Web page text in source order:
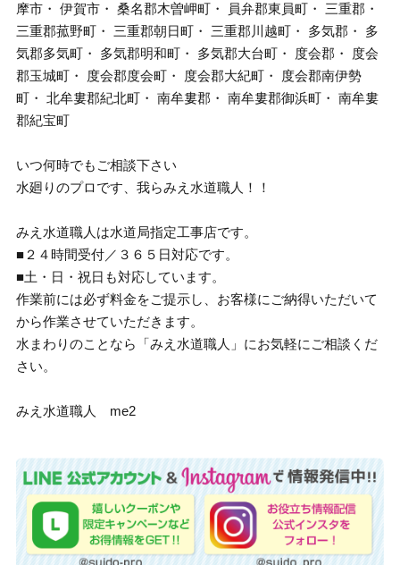
摩市・ 伊賀市・ 桑名郡木曽岬町・ 員弁郡東員町・ 三重郡・
三重郡菰野町・ 三重郡朝日町・ 三重郡川越町・ 多気郡・ 多
気郡多気町・ 多気郡明和町・ 多気郡大台町・ 度会郡・ 度会
郡玉城町・ 度会郡度会町・ 度会郡大紀町・ 度会郡南伊勢
町・ 北牟婁郡紀北町・ 南牟婁郡・ 南牟婁郡御浜町・ 南牟婁
郡紀宝町
いつ何時でもご相談下さい
水廻りのプロです、我らみえ水道職人！！
みえ水道職人は水道局指定工事店です。
■２４時間受付／３６５日対応です。
■土・日・祝日も対応しています。
作業前には必ず料金をご提示し、お客様にご納得いただいて
から作業させていただきます。
水まわりのことなら「みえ水道職人」にお気軽にご相談くだ
さい。
みえ水道職人 me2